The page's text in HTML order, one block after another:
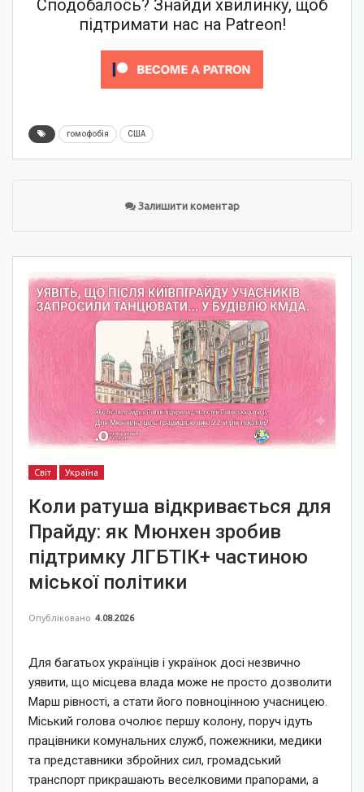
Сподобалось? Знайди хвилинку, щоб
підтримати нас на Patreon!
гомофобія США
Залишити коментар
Світ Україна
Коли ратуша відкривається для
Прайду: як Мюнхен зробив
підтримку ЛГБТІК+ частиною
міської політики
Опубліковано 4.08.2026
Для багатьох українців і українок досі незвично
уявити, що місцева влада може не просто дозволити
Марш рівності, а стати його повноцінною учасницею.
Міський голова очолює першу колону, поруч ідуть
працівники комунальних служб, пожежники, медики
та представники збройних сил, громадський
транспорт прикрашають веселковими прапорами, а